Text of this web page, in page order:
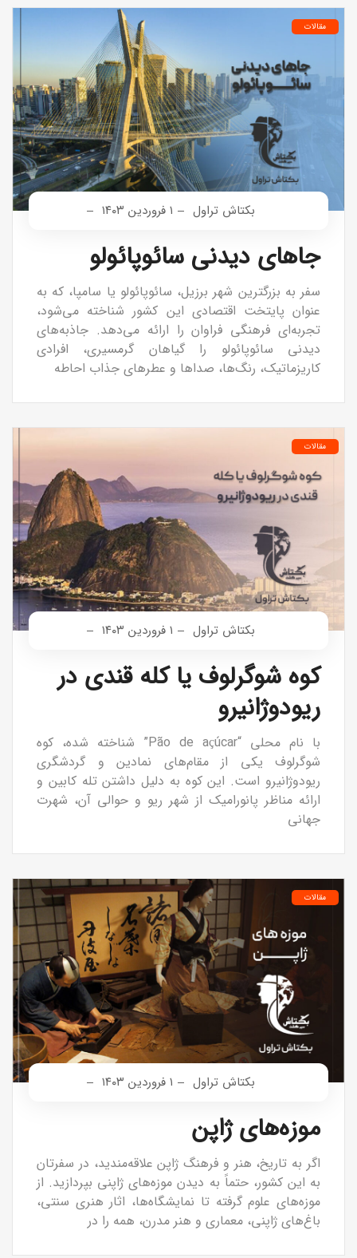
مقالات
بکتاش تراول ۱ فروردین ۱۴۰۳
جاهای دیدنی سائوپائولو
سفر به بزرگترین شهر برزیل، سائوپائولو یا سامپا، که به
عنوان پایتخت اقتصادی این کشور شناخته می‌شود،
تجربه‌ای فرهنگی فراوان را ارائه می‌دهد. جاذبه‌های
دیدنی سائوپائولو را گیاهان گرمسیری، افرادی
کاریزماتیک، رنگ‌ها، صداها و عطرهای جذاب احاطه
مقالات
بکتاش تراول ۱ فروردین ۱۴۰۳
کوه شوگرلوف یا کله قندی در
ریودوژانیرو
با نام محلی “Pão de açúcar” شناخته شده، کوه
شوگرلوف یکی از مقام‌های نمادین و گردشگری
ریودوژانیرو است. این کوه به دلیل داشتن تله کابین و
ارائه مناظر پانورامیک از شهر ریو و حوالی آن، شهرت
جهانی
مقالات
بکتاش تراول ۱ فروردین ۱۴۰۳
موزه‌های ژاپن
اگر به تاریخ، هنر و فرهنگ ژاپن علاقه‌مندید، در سفرتان
به این کشور، حتماً به دیدن موزه‌های ژاپنی بپردازید. از
موزه‌های علوم گرفته تا نمایشگاه‌ها، اثار هنری سنتی،
باغ‌های ژاپنی، معماری و هنر مدرن، همه را در